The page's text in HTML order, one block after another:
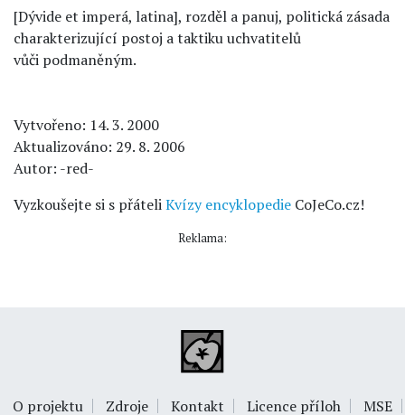
[Dývide et imperá, latina], rozděl a panuj, politická zásada
charakterizující postoj a taktiku uchvatitelů
vůči podmaněným.
Vytvořeno: 14. 3. 2000
Aktualizováno: 29. 8. 2006
Autor: -red-
Vyzkoušejte si s přáteliKvízy encyklopedie CoJeCo.cz!
Reklama:
O projektu Zdroje Kontakt Licence příloh MSE